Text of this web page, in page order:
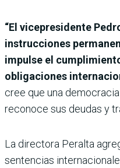
“El vicepresidente
instrucciones
impulse el
obligaciones
cree que una
reconoce sus deudas y
La directora Peralta
sentencias